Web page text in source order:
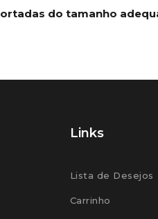
do tamanho
Links
Lista de Desejos
Carrinho